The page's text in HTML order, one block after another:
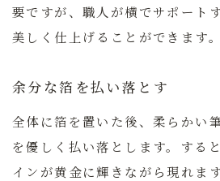
要ですが、職人が横でサポート
美しく仕上げることができます。
余分な箔を払い落とす
全体に箔を置いた後、柔らかい
を優しく払い落とします。する
インが黄金に輝きながら現れま